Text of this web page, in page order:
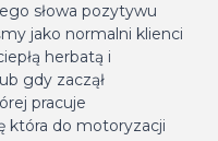
słowa pozytywu
jako normalni klienci
herbatą i
gdy zaczął
pracuje
która do motoryzacji